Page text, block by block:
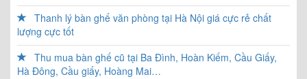
Thanh lý bàn ghế văn phòng tại Hà Nội giá cực rẻ chất
lượng cực tốt
Thu mua bàn ghế cũ tại Ba Đình, Hoàn Kiếm, Cầu Giấy,
Hà Đông, Cầu giấy, Hoàng Mai…